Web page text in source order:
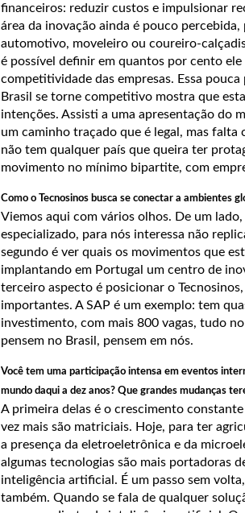
financeiros: reduzir custos e impulsionar
área da inovação ainda é pouco
automotivo, moveleiro ou coureiro-
é possível definir em quantos por cento
competitividade das empresas. Essa
Brasil se torne competitivo mostra que
intenções. Assisti a uma apresentação do
um caminho traçado que é legal, mas
não tem qualquer país que queira ter
movimento no mínimo bipartite, com
Como o Tecnosinos busca se conectar a ambientes
Viemos aqui com vários olhos. De um
especializado, para nós interessa não
segundo é ver quais os movimentos que
implantando em Portugal um centro de
terceiro aspecto é posicionar o
importantes. A SAP é um exemplo: tem
investimento, com mais 800 vagas, tudo
pensem no Brasil, pensem em nós.
Você tem uma participação intensa em eventos
mundo daqui a dez anos? Que grandes mudanças
A primeira delas é o crescimento
vez mais são matriciais. Hoje, para ter
a presença da eletroeletrônica e da
algumas tecnologias são mais portadoras
inteligência artificial. É um passo sem
também. Quando se fala de qualquer